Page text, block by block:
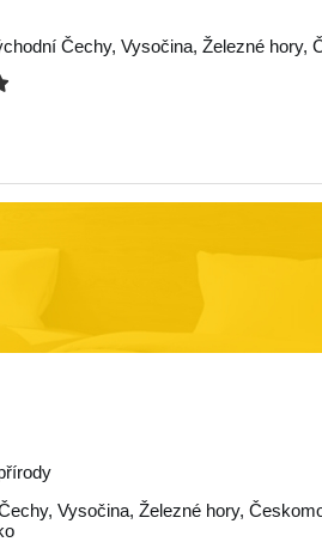
Čechy, Vysočina, Železné hory,
, Vysočina, Železné hory,